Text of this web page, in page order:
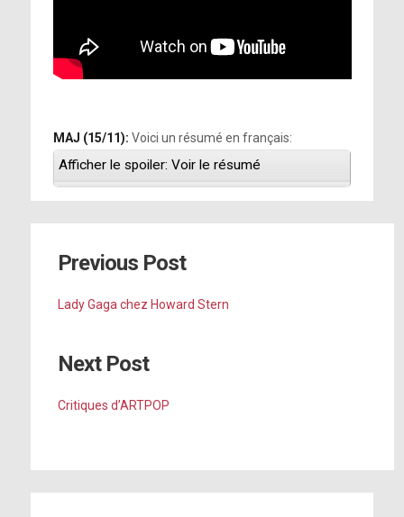
MAJ (15/11): Voici un résumé en français:
Afficher le spoiler: Voir le résumé
Previous Post
Lady Gaga chez Howard Stern
Next Post
Critiques d’ARTPOP